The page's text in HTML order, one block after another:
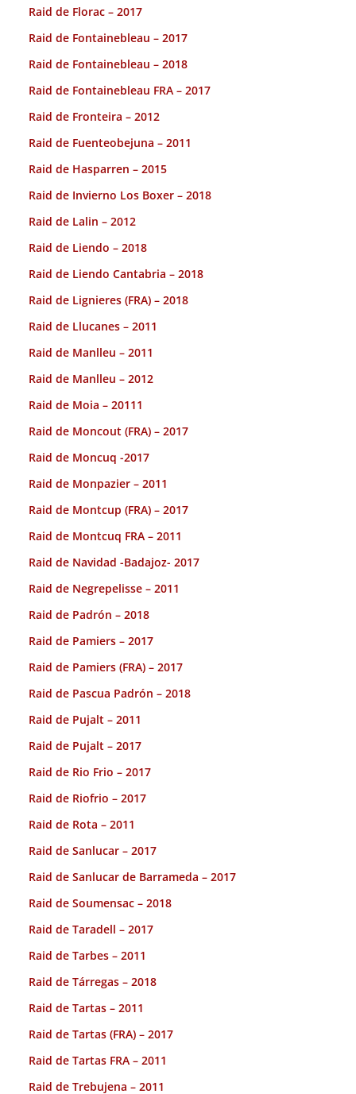
Raid de Florac – 2017
Raid de Fontainebleau – 2017
Raid de Fontainebleau – 2018
Raid de Fontainebleau FRA – 2017
Raid de Fronteira – 2012
Raid de Fuenteobejuna – 2011
Raid de Hasparren – 2015
Raid de Invierno Los Boxer – 2018
Raid de Lalin – 2012
Raid de Liendo – 2018
Raid de Liendo Cantabria – 2018
Raid de Lignieres (FRA) – 2018
Raid de Llucanes – 2011
Raid de Manlleu – 2011
Raid de Manlleu – 2012
Raid de Moia – 20111
Raid de Moncout (FRA) – 2017
Raid de Moncuq -2017
Raid de Monpazier – 2011
Raid de Montcup (FRA) – 2017
Raid de Montcuq FRA – 2011
Raid de Navidad -Badajoz- 2017
Raid de Negrepelisse – 2011
Raid de Padrón – 2018
Raid de Pamiers – 2017
Raid de Pamiers (FRA) – 2017
Raid de Pascua Padrón – 2018
Raid de Pujalt – 2011
Raid de Pujalt – 2017
Raid de Rio Frio – 2017
Raid de Riofrio – 2017
Raid de Rota – 2011
Raid de Sanlucar – 2017
Raid de Sanlucar de Barrameda – 2017
Raid de Soumensac – 2018
Raid de Taradell – 2017
Raid de Tarbes – 2011
Raid de Tárregas – 2018
Raid de Tartas – 2011
Raid de Tartas (FRA) – 2017
Raid de Tartas FRA – 2011
Raid de Trebujena – 2011